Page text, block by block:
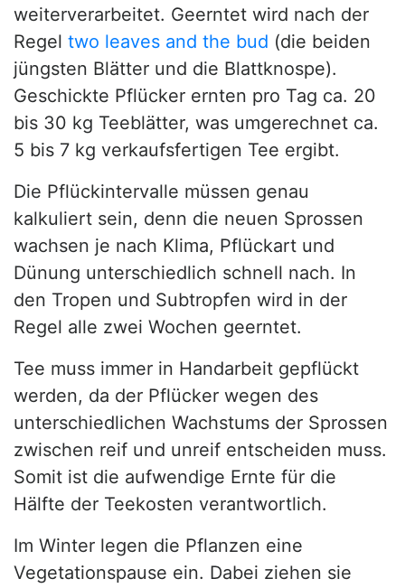
weiterverarbeitet. Geerntet wird nach der
Regel two leaves and the bud (die beiden
jüngsten Blätter und die Blattknospe).
Geschickte Pflücker ernten pro Tag ca. 20
bis 30 kg Teeblätter, was umgerechnet ca.
5 bis 7 kg verkaufsfertigen Tee ergibt.
Die Pflückintervalle müssen genau
kalkuliert sein, denn die neuen Sprossen
wachsen je nach Klima, Pflückart und
Dünung unterschiedlich schnell nach. In
den Tropen und Subtropfen wird in der
Regel alle zwei Wochen geerntet.
Tee muss immer in Handarbeit gepflückt
werden, da der Pflücker wegen des
unterschiedlichen Wachstums der Sprossen
zwischen reif und unreif entscheiden muss.
Somit ist die aufwendige Ernte für die
Hälfte der Teekosten verantwortlich.
Im Winter legen die Pflanzen eine
Vegetationspause ein. Dabei ziehen sie